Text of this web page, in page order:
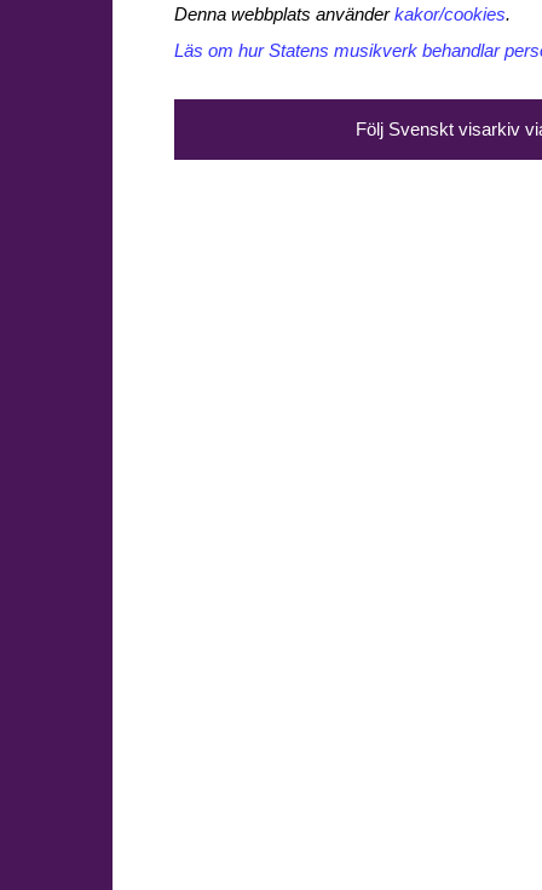
Denna webbplats använderkakor/cookies.
Läs om hur Statens musikverk behandlar
Följ Svenskt visarkiv